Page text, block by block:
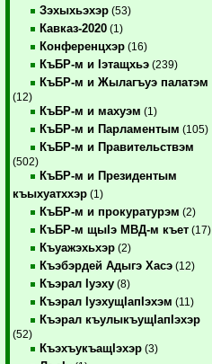
Зэхыхьэхэр (53)
Кавказ-2020 (1)
Конференцхэр (16)
КъБР-м и Iэтащхьэ (239)
КъБР-м и Жылагъуэ палатэм
(12)
КъБР-м и махуэм (1)
КъБР-м и Парламентым (105)
КъБР-м и Правительствэм
(502)
КъБР-м и Президентым
къыхуатххэр (1)
КъБР-м и прокуратурэм (2)
КъБР-м щыIэ МВД-м къет (17)
Къуажэхьхэр (2)
Къэбэрдей Адыгэ Хасэ (12)
Къэрал Iуэху (8)
Къэрал IуэхущIапIэхэм (11)
Къэрал къулыкъущIапIэхэр
(52)
КъэхъукъащIэхэр (3)